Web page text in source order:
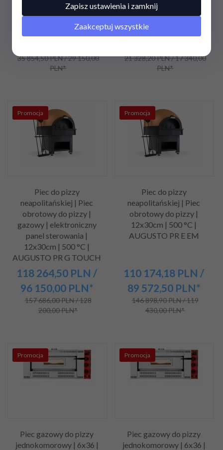
PLN/ 21
35 854,50 PLN / 29 150,00
PLN*
15 996,
21 328,20 PLN / 17 340,00
PLN*
Promocja
Piec do pizzy
neapolitańskiej | Piec
obrotowy do pizzy |
gazowy | elektroniczny
panel sterowania |
12x30cm | 500 °C |
AUGUSTO PR G TOUCH
118 264,50 PLN /
96 150,00 PLN*
157 686,00 PLN / 128
200,00 PLN*
Promocja
Piec do pizzy
neapolitańskiej | Piec
obrotowy do pizzy |
12x30cm | 500 °C |
AUGUSTO PR E EM
110 174,18 PLN /
89 572,50 PLN*
146 898,90 PLN / 119
430,00 PLN*
Promocja
Piec gazowy do pizzy
jednokomorowy | 6x36 |
Promocja
Piec gazowy do pizzy
jednokomorowy | 6x36 |
Zapisz ustawienia i zamknij
Zaakceptuj wszystkie